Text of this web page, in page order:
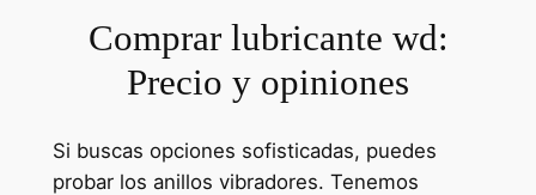
Comprar lubricante wd:
Precio y opiniones
Si buscas opciones sofisticadas, puedes
probar los anillos vibradores. Tenemos